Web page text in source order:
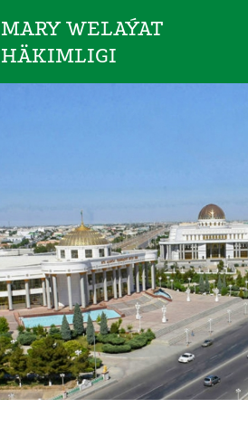
MARY WELAÝAT
HÄKIMLIGI